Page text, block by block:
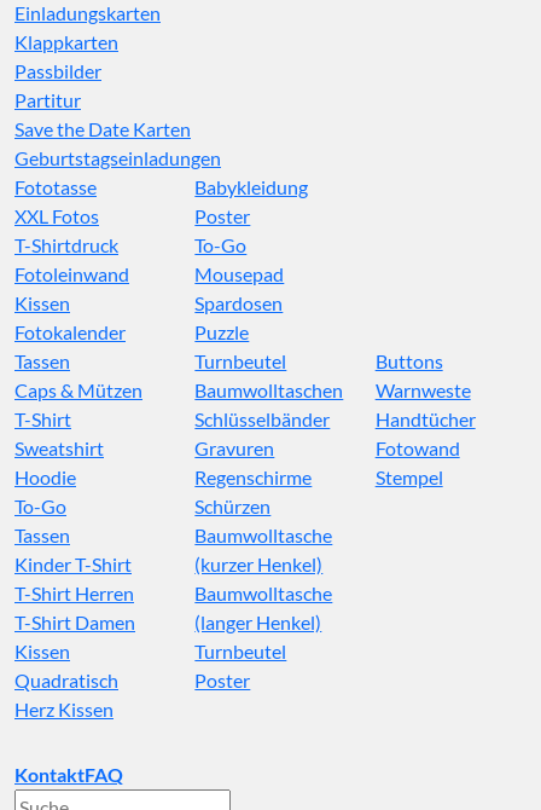
Einladungskarten
Klappkarten
Passbilder
Partitur
Save the Date Karten
Geburtstagseinladungen
Fototasse
XXL Fotos
T-Shirtdruck
Fotoleinwand
Kissen
Fotokalender
Babykleidung
Poster
To-Go
Mousepad
Spardosen
Puzzle
Tassen
Caps & Mützen
T-Shirt
Sweatshirt
Hoodie
To-Go
Turnbeutel
Baumwolltaschen
Schlüsselbänder
Gravuren
Regenschirme
Schürzen
Buttons
Warnweste
Handtücher
Fotowand
Stempel
Tassen
Kinder T-Shirt
T-Shirt Herren
T-Shirt Damen
Kissen
Quadratisch
Herz Kissen
Baumwolltasche
(kurzer Henkel)
Baumwolltasche
(langer Henkel)
Turnbeutel
Poster
KontaktFAQ
Suche